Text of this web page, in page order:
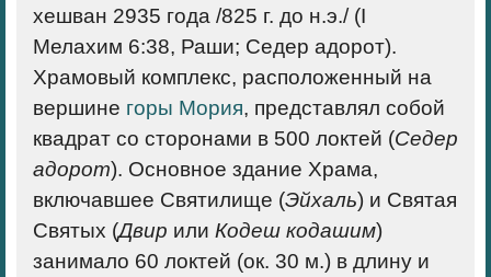
хешван 2935 года /825 г. до н.э./ (I
Мелахим 6:38, Раши; Седер адорот).
Храмовый комплекс, расположенный на
вершине горы Мория, представлял собой
квадрат со сторонами в 500 локтей (Седер
адорот). Основное здание Храма,
включавшее Святилище (Эйхаль) и Святая
Святых (Двир или Кодеш кодашим)
занимало 60 локтей (ок. 30 м.) в длину и